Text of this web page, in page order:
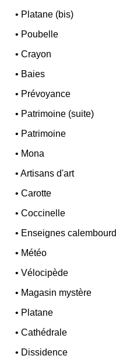
• Platane (bis)
• Poubelle
•Crayon
• Baies
• Prévoyance
• Patrimoine (suite)
• Patrimoine
• Mona
•Artisans d'art
•Carotte
•Coccinelle
• Enseignes
• Météo
•Vélocipède
• Magasin mystère
• Platane
•Cathédrale
• Dissidence